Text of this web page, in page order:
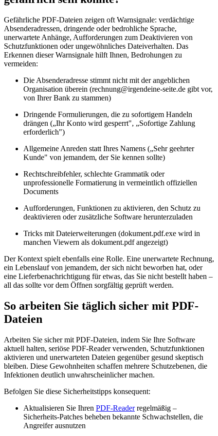
Gefährliche PDF-Dateien zeigen oft Warnsignale: verdächtige
Absenderadressen, dringende oder bedrohliche Sprache,
unerwartete Anhänge, Aufforderungen zum Deaktivieren von
Schutzfunktionen oder ungewöhnliches Dateiverhalten. Das
Erkennen dieser Warnsignale hilft Ihnen, Bedrohungen zu
vermeiden:
Die Absenderadresse stimmt nicht mit der angeblichen
Organisation überein (rechnung@irgendeine-seite.de gibt vor,
von Ihrer Bank zu stammen)
Dringende Formulierungen, die zu sofortigem Handeln
drängen („Ihr Konto wird gesperrt", „Sofortige Zahlung
erforderlich")
Allgemeine Anreden statt Ihres Namens („Sehr geehrter
Kunde" von jemandem, der Sie kennen sollte)
Rechtschreibfehler, schlechte Grammatik oder
unprofessionelle Formatierung in vermeintlich offiziellen
Documents
Aufforderungen, Funktionen zu aktivieren, den Schutz zu
deaktivieren oder zusätzliche Software herunterzuladen
Tricks mit Dateierweiterungen (dokument.pdf.exe wird in
manchen Viewern als dokument.pdf angezeigt)
Der Kontext spielt ebenfalls eine Rolle. Eine unerwartete Rechnung,
ein Lebenslauf von jemandem, der sich nicht beworben hat, oder
eine Lieferbenachrichtigung für etwas, das Sie nicht bestellt haben –
all das sollte vor dem Öffnen sorgfältig geprüft werden.
So arbeiten Sie täglich sicher mit PDF-
Dateien
Arbeiten Sie sicher mit PDF-Dateien, indem Sie Ihre Software
aktuell halten, seriöse PDF-Reader verwenden, Schutzfunktionen
aktivieren und unerwarteten Dateien gegenüber gesund skeptisch
bleiben. Diese Gewohnheiten schaffen mehrere Schutzebenen, die
Infektionen deutlich unwahrscheinlicher machen.
Befolgen Sie diese Sicherheitstipps konsequent:
Aktualisieren Sie Ihren PDF-Readerregelmäßig –
Sicherheits-Patches beheben bekannte Schwachstellen, die
Angreifer ausnutzen